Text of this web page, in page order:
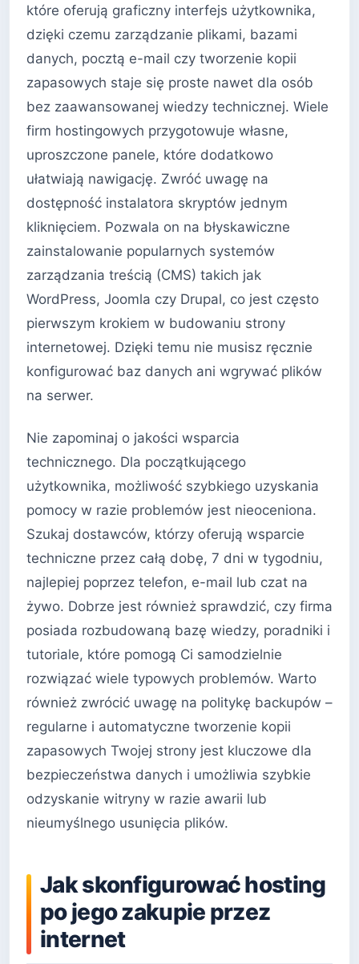
które oferują graficzny interfejs użytkownika,
dzięki czemu zarządzanie plikami, bazami
danych, pocztą e-mail czy tworzenie kopii
zapasowych staje się proste nawet dla osób
bez zaawansowanej wiedzy technicznej. Wiele
firm hostingowych przygotowuje własne,
uproszczone panele, które dodatkowo
ułatwiają nawigację. Zwróć uwagę na
dostępność instalatora skryptów jednym
kliknięciem. Pozwala on na błyskawiczne
zainstalowanie popularnych systemów
zarządzania treścią (CMS) takich jak
WordPress, Joomla czy Drupal, co jest często
pierwszym krokiem w budowaniu strony
internetowej. Dzięki temu nie musisz ręcznie
konfigurować baz danych ani wgrywać plików
na serwer.
Nie zapominaj o jakości wsparcia
technicznego. Dla początkującego
użytkownika, możliwość szybkiego uzyskania
pomocy w razie problemów jest nieoceniona.
Szukaj dostawców, którzy oferują wsparcie
techniczne przez całą dobę, 7 dni w tygodniu,
najlepiej poprzez telefon, e-mail lub czat na
żywo. Dobrze jest również sprawdzić, czy firma
posiada rozbudowaną bazę wiedzy, poradniki i
tutoriale, które pomogą Ci samodzielnie
rozwiązać wiele typowych problemów. Warto
również zwrócić uwagę na politykę backupów –
regularne i automatyczne tworzenie kopii
zapasowych Twojej strony jest kluczowe dla
bezpieczeństwa danych i umożliwia szybkie
odzyskanie witryny w razie awarii lub
nieumyślnego usunięcia plików.
Jak skonfigurować hosting
po jego zakupie przez
internet